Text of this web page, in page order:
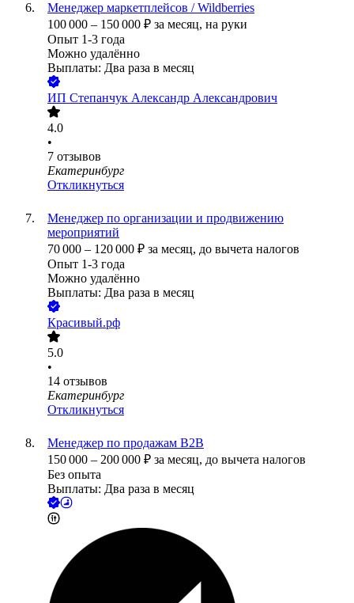
Менеджер маркетплейсов / Wildberries
100 000 – 150 000 ₽ за месяц, на руки
Опыт 1-3 года
Можно удалённо
Выплаты: Два раза в месяц
ИП Степанчук Александр Александрович
4.0
•
7 отзывов
Екатеринбург
Откликнуться
Менеджер по организации и продвижению
мероприятий
70 000 – 120 000 ₽ за месяц, до вычета налогов
Опыт 1-3 года
Можно удалённо
Выплаты: Два раза в месяц
Красивый.рф
5.0
•
14 отзывов
Екатеринбург
Откликнуться
Менеджер по продажам B2B
150 000 – 200 000 ₽ за месяц, до вычета налогов
Без опыта
Выплаты: Два раза в месяц